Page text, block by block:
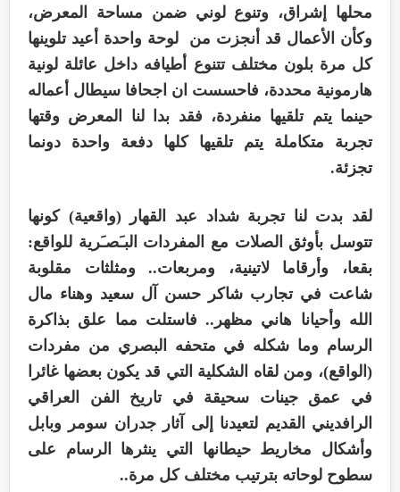
محلها إشراق، وتنوع لوني ضمن مساحة المعرض،
وكأن الأعمال قد أنجزت من لوحة واحدة أعيد تلوينها
كل مرة بلون مختلف تتنوع أطيافه داخل عائلة لونية
هارمونية محددة، فاحسست ان اجحافا سيطال أعماله
حينما يتم تلقيها منفردة، فقد بدا لنا المعرض وقتها
تجربة متكاملة يتم تلقيها كلها دفعة واحدة دونما
تجزئة.
لقد بدت لنا تجربة شداد عبد القهار (واقعية) كونها
تتوسل بأوثق الصلات مع المفردات البـَصـَرية للواقع:
بقعا، وأرقاما لاتينية، ومربعات.. ومثلثات مقلوبة
شاعت في تجارب شاكر حسن آل سعيد وهناء مال
الله وأحيانا هاني مظهر.. فاستلت مما علق بذاكرة
الرسام وما شكله في متحفه البصري من مفردات
(الواقع)، ومن لقاه الشكلية التي قد يكون بعضها غائرا
في عمق جينات سحيقة في تاريخ الفن العراقي
الرافديني القديم لتعيدنا إلى آثار جدران سومر وبابل
وأشكال مخاريط حيطانها التي ينثرها الرسام على
سطوح لوحاته بترتيب مختلف كل مرة..